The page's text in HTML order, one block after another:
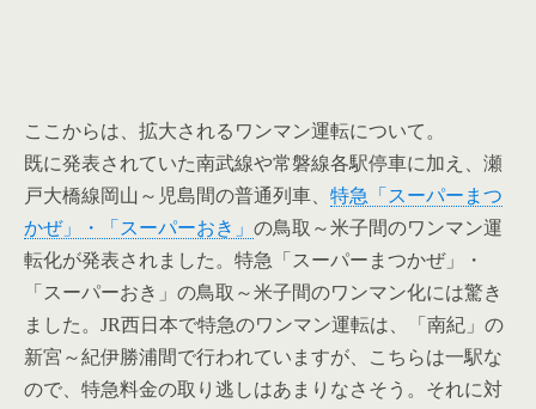
ここからは、拡大されるワンマン運転について。
既に発表されていた南武線や常磐線各駅停車に加え、瀬
戸大橋線岡山～児島間の普通列車、 特急「スーパーまつ
かぜ」・「スーパーおき」 の鳥取～米子間のワンマン運
転化が発表されました。特急「スーパーまつかぜ」・
「スーパーおき」の鳥取～米子間のワンマン化には驚き
ました。JR西日本で特急のワンマン運転は、「南紀」の
新宮～紀伊勝浦間で行われていますが、こちらは一駅な
ので、特急料金の取り逃しはあまりなさそう。それに対